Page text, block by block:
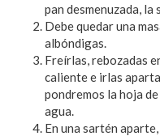
pan desmenuzada, la
Debe quedar una
albóndigas.
Freírlas, rebozadas
caliente e irlas
pondremos la hoja
agua.
En una sartén